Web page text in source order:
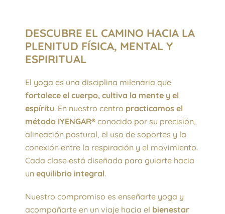
DESCUBRE EL CAMINO HACIA LA
PLENITUD FÍSICA, MENTAL Y
ESPIRITUAL
El yoga es una disciplina milenaria que
fortalece el cuerpo, cultiva la mente y el
espíritu. En nuestro centro practicamos el
método IYENGAR® conocido por su precisión,
alineación postural, el uso de soportes y la
conexión entre la respiración y el movimiento.
Cada clase está diseñada para guiarte hacia
un equilibrio integral.
Nuestro compromiso es enseñarte yoga y
acompañarte en un viaje hacia el bienestar